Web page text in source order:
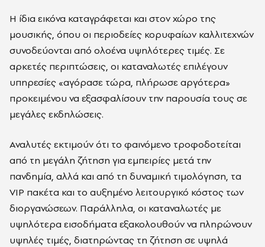
Η ίδια εικόνα καταγράφεται και στον χώρο της
μουσικής, όπου οι περιοδείες κορυφαίων καλλιτεχνών
συνοδεύονται από ολοένα υψηλότερες τιμές. Σε
αρκετές περιπτώσεις, οι καταναλωτές επιλέγουν
υπηρεσίες «αγόρασε τώρα, πλήρωσε αργότερα»
προκειμένου να εξασφαλίσουν την παρουσία τους σε
μεγάλες εκδηλώσεις.
Αναλυτές εκτιμούν ότι το φαινόμενο τροφοδοτείται
από τη μεγάλη ζήτηση για εμπειρίες μετά την
πανδημία, αλλά και από τη δυναμική τιμολόγηση, τα
VIP πακέτα και το αυξημένο λειτουργικό κόστος των
διοργανώσεων. Παράλληλα, οι καταναλωτές με
υψηλότερα εισοδήματα εξακολουθούν να πληρώνουν
υψηλές τιμές, διατηρώντας τη ζήτηση σε υψηλά